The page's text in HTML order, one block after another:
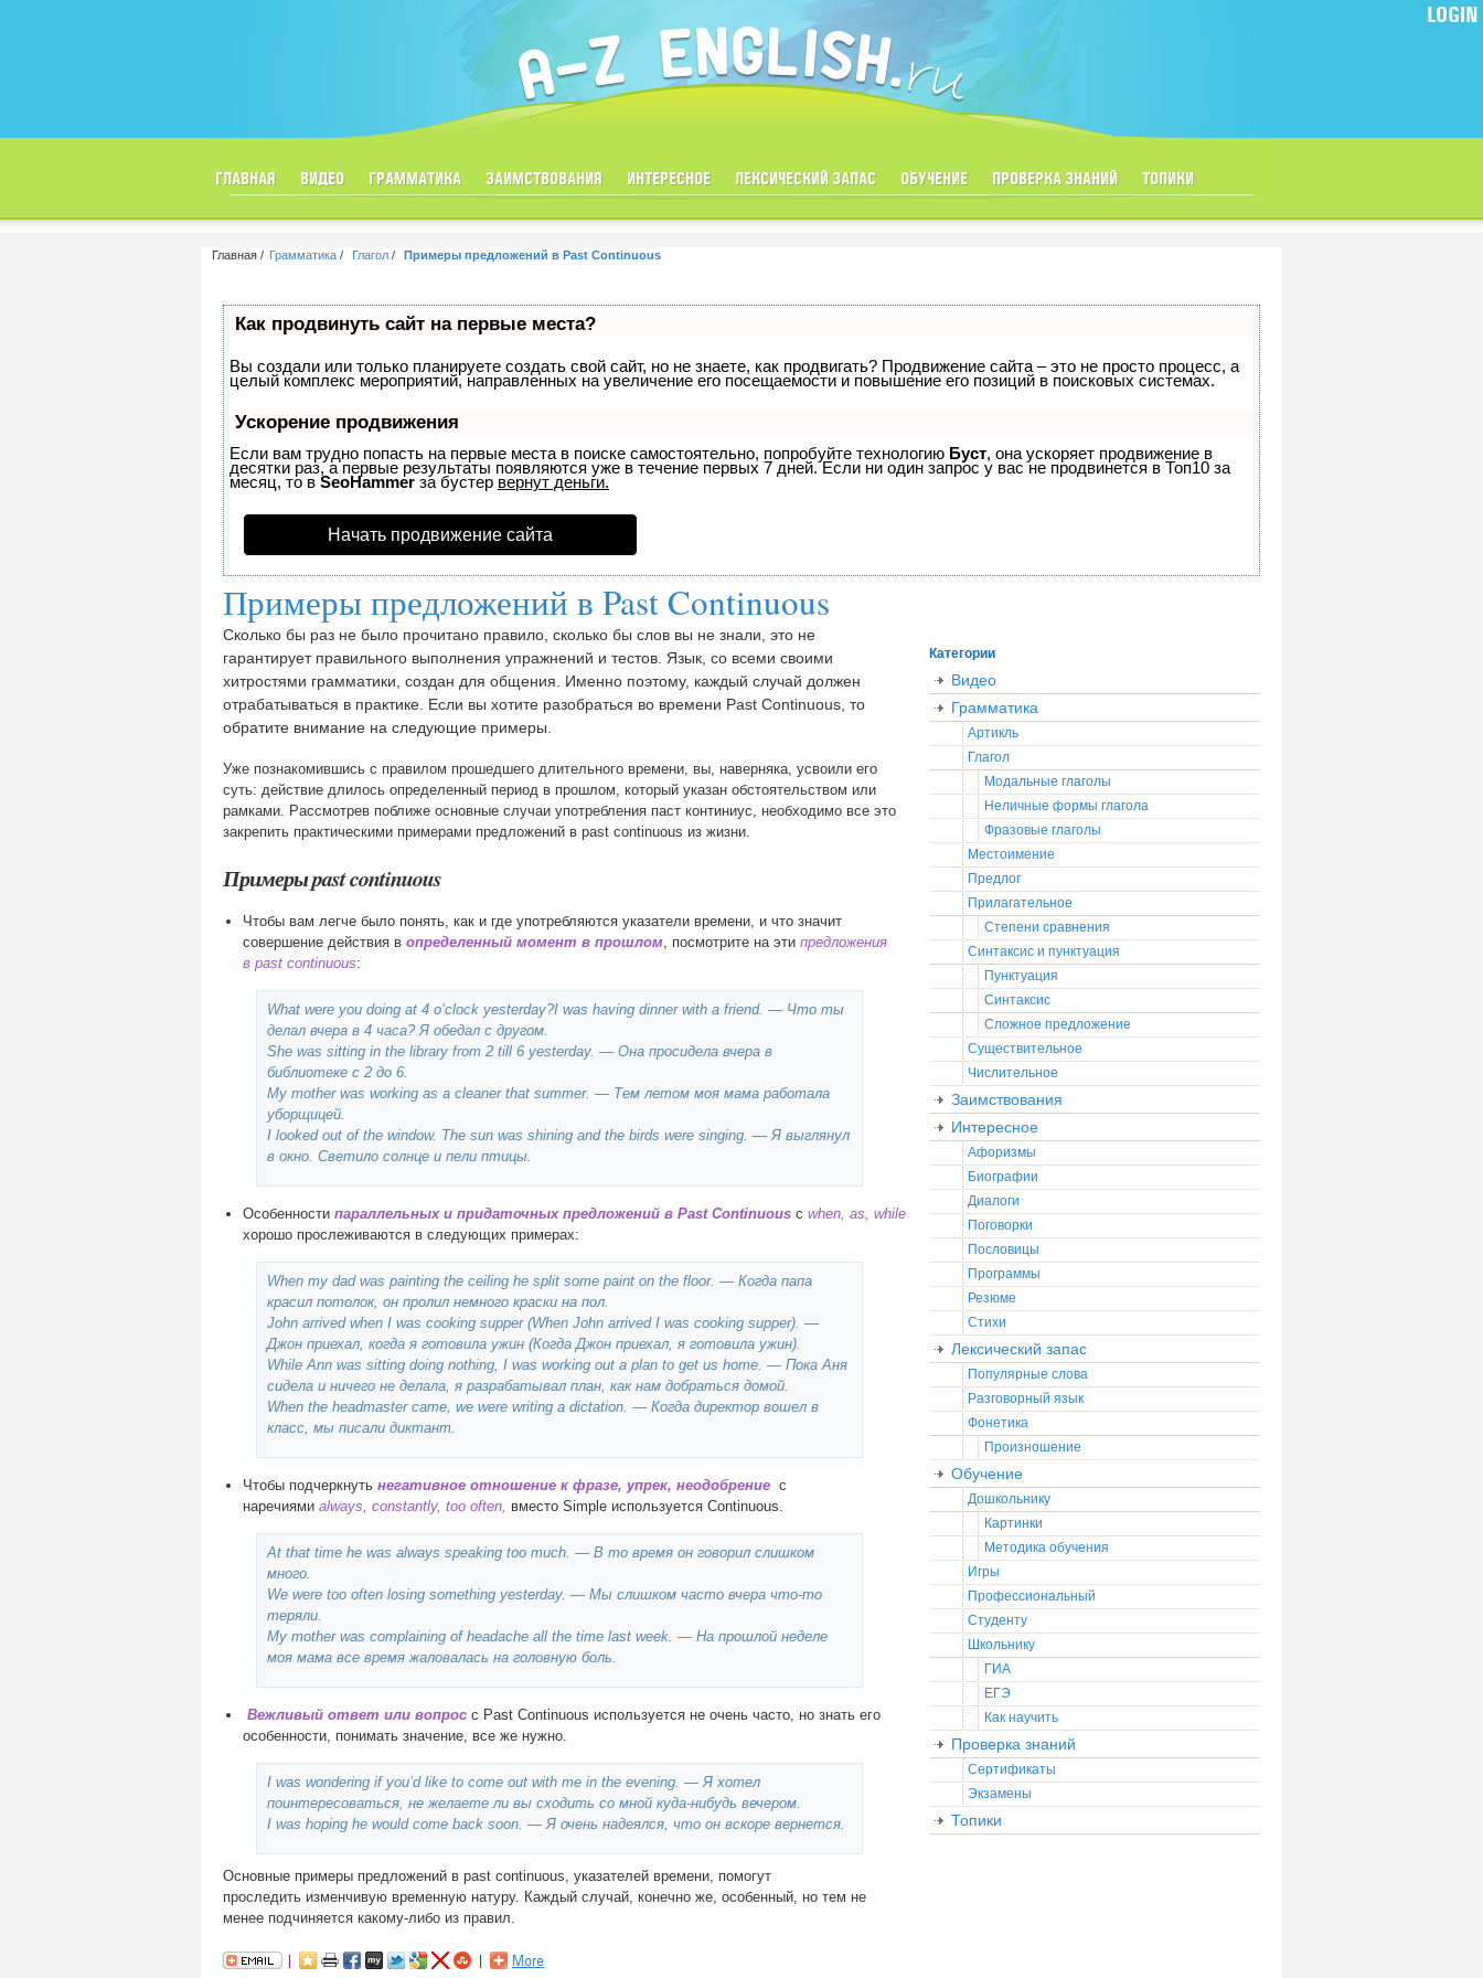
ГЛАВНАЯ ВИДЕО ГРАММАТИКА ЗАИМСТВОВАНИЯ ИНТЕРЕСНОЕ ЛЕКСИЧЕСКИЙ ЗАПАС ОБУЧЕНИЕ ПРОВЕРКА ЗНАНИЙ ТОПИКИ
LOGIN
Главная Грамматика Глагол Примеры предложений в Past Continuous
Как продвинуть сайт на первые места?
Вы создали или только планируете создать свой сайт, но не знаете, как продвигать? Продвижение сайта – это не просто процесс, а
целый комплекс мероприятий, направленных на увеличение его посещаемости и повышение его позиций в поисковых системах.
Ускорение продвижения
Если вам трудно попасть на первые места в поиске самостоятельно, попробуйте технологию Буст, она ускоряет продвижение в
десятки раз, а первые результаты появляются уже в течение первых 7 дней. Если ни один запрос у вас не продвинется в Топ10 за
месяц, то в SeoHammer за бустер вернут деньги.
Начать продвижение сайта
Примеры предложений в Past Continuous
Сколько бы раз не было прочитано правило, сколько бы слов вы не знали, это не
гарантирует правильного выполнения упражнений и тестов. Язык, со всеми своими
хитростями грамматики, создан для общения. Именно поэтому, каждый случай должен
отрабатываться в практике. Если вы хотите разобраться во времени Past Continuous, то
обратите внимание на следующие примеры.
Уже познакомившись с правилом прошедшего длительного времени, вы, наверняка, усвоили его
суть: действие длилось определенный период в прошлом, который указан обстоятельством или
рамками. Рассмотрев поближе основные случаи употребления паст континиус, необходимо все это
закрепить практическими примерами предложений в past continuous из жизни.
Примеры past continuous
Чтобы вам легче было понять, как и где употребляются указатели времени, и что значит
совершение действия в определенный момент в прошлом, посмотрите на эти предложения
в past continuous:
What were you doing at 4 o’clock yesterday?I was having dinner with a friend. — Что ты
делал вчера в 4 часа? Я обедал с другом.
She was sitting in the library from 2 till 6 yesterday. — Она просидела вчера в
библиотеке с 2 до 6.
My mother was working as a cleaner that summer. — Тем летом моя мама работала
уборщицей.
I looked out of the window. The sun was shining and the birds were singing. — Я выглянул
в окно. Светило солнце и пели птицы.
Особенности параллельных и придаточных предложений в Past Continuous с when, as, while
хорошо прослеживаются в следующих примерах:
When my dad was painting the ceiling he split some paint on the floor. — Когда папа
красил потолок, он пролил немного краски на пол.
John arrived when I was cooking supper (When John arrived I was cooking supper). —
Джон приехал, когда я готовила ужин (Когда Джон приехал, я готовила ужин).
While Ann was sitting doing nothing, I was working out a plan to get us home. — Пока Аня
сидела и ничего не делала, я разрабатывал план, как нам добраться домой.
When the headmaster came, we were writing a dictation. — Когда директор вошел в
класс, мы писали диктант.
Чтобы подчеркнуть негативное отношение к фразе, упрек, неодобрение с
наречиями always, constantly, too often, вместо Simple используется Continuous.
At that time he was always speaking too much. — В то время он говорил слишком
много.
We were too often losing something yesterday. — Мы слишком часто вчера что-то
теряли.
My mother was complaining of headache all the time last week. — На прошлой неделе
моя мама все время жаловалась на головную боль.
Вежливый ответ или вопрос с Past Continuous используется не очень часто, но знать его
особенности, понимать значение, все же нужно.
I was wondering if you’d like to come out with me in the evening. — Я хотел
поинтересоваться, не желаете ли вы сходить со мной куда-нибудь вечером.
I was hoping he would come back soon. — Я очень надеялся, что он вскоре вернется.
Основные примеры предложений в past continuous, указателей времени, помогут
проследить изменчивую временную натуру. Каждый случай, конечно же, особенный, но тем не
менее подчиняется какому-либо из правил.
Категории
Видео
Грамматика
Артикль
Глагол
Модальные глаголы
Неличные формы глагола
Фразовые глаголы
Местоимение
Предлог
Прилагательное
Степени сравнения
Синтаксис и пунктуация
Пунктуация
Синтаксис
Сложное предложение
Существительное
Числительное
Заимствования
Интересное
Афоризмы
Биографии
Диалоги
Поговорки
Пословицы
Программы
Резюме
Стихи
Лексический запас
Популярные слова
Разговорный язык
Фонетика
Произношение
Обучение
Дошкольнику
Картинки
Методика обучения
Игры
Профессиональный
Студенту
Школьнику
ГИА
ЕГЭ
Как научить
Проверка знаний
Сертификаты
Экзамены
Топики